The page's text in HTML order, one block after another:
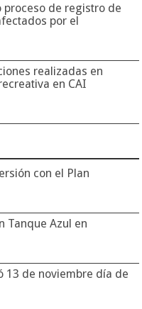
proceso de registro de
por el
realizadas en
en CAI
con el Plan
Tanque Azul en
13 de noviembre día de